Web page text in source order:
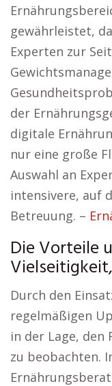
gewährleistet,
Experten zur
der
digitale
nur eine große
Auswahl an
intensivere, auf
Betreuung. –
Die Vorteile
Durch den
regelmäßigen
in der Lage,
zu beobachten.